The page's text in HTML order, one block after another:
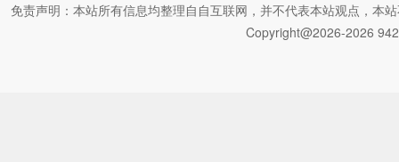
免责声明：本站所有信息均整理自自互联网，并不代表本站观点，本
Copyright@2026-2026